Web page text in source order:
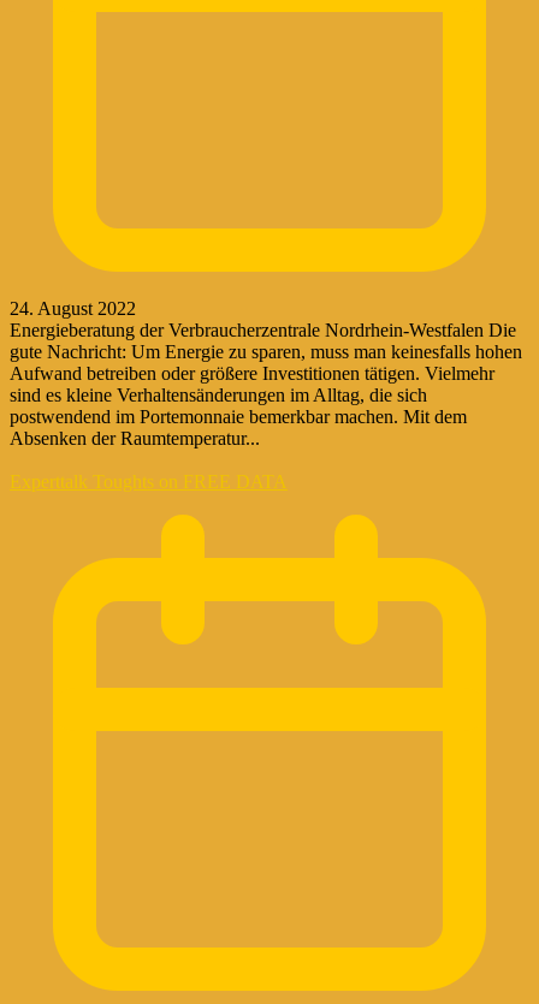
24. August 2022
Energieberatung der Verbraucherzentrale Nordrhein-Westfalen Die
gute Nachricht: Um Energie zu sparen, muss man keinesfalls hohen
Aufwand betreiben oder größere Investitionen tätigen. Vielmehr
sind es kleine Verhaltensänderungen im Alltag, die sich
postwendend im Portemonnaie bemerkbar machen. Mit dem
Absenken der Raumtemperatur...
Experttalk Toughts on FREE DATA